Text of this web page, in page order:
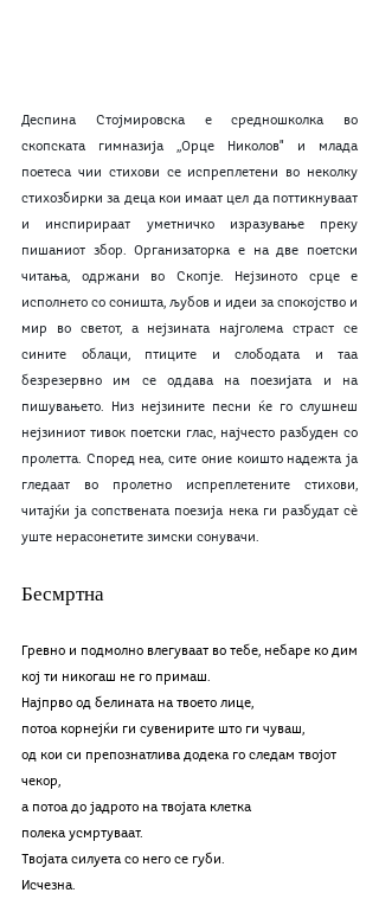
Деспина Стојмировска е средношколка во
скопската гимназија ,,Орце Николов" и млада
поетеса чии стихови се испреплетени во неколку
стихозбирки за деца кои имаат цел да поттикнуваат
и инспирираат уметничко изразување преку
пишаниот збор. Организаторка е на две поетски
читања, одржани во Скопје. Нејзиното срце е
исполнето со соништа, љубов и идеи за спокојство и
мир во светот, а нејзината најголема страст се
сините облаци, птиците и слободата и таа
безрезервно им се оддава на поезијата и на
пишувањето. Низ нејзините песни ќе го слушнеш
нејзиниот тивок поетски глас, најчесто разбуден со
пролетта. Според неа, сите оние коишто надежта ја
гледаат во пролетно испреплетените стихови,
читајќи ја сопствената поезија нека ги разбудат сѐ
уште нерасонетите зимски сонувачи.
Бесмртна
Гревно и подмолно влегуваат во тебе, небаре ко дим
кој ти никогаш не го примаш.
Најпрво од белината на твоето лице,
потоа корнејќи ги сувенирите што ги чуваш,
од кои си препознатлива додека го следам твојот
чекор,
а потоа до јадрото на твојата клетка
полека усмртуваат.
Твојата силуета со него се губи.
Исчезна.